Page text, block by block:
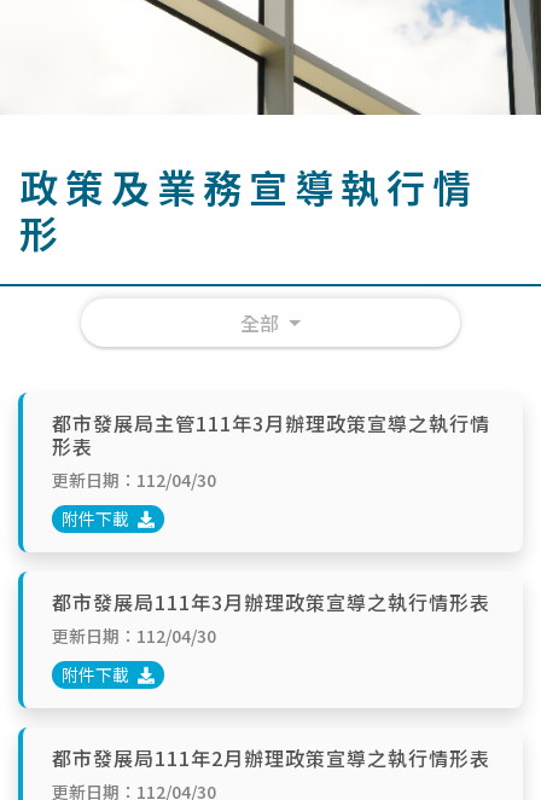
政策及業務宣導執行情
形
全部
都市發展局主管111年3月辦理政策宣導之執行情
形表
更新日期：112/04/30
附件下載
都市發展局111年3月辦理政策宣導之執行情形表
更新日期：112/04/30
附件下載
都市發展局111年2月辦理政策宣導之執行情形表
更新日期：112/04/30